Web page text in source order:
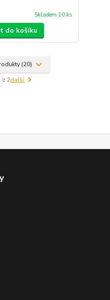
Skladem 10 ks
do košíku
(20)
z 2další